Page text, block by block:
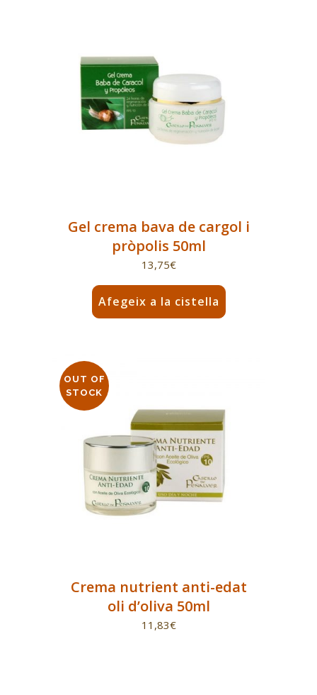
Gel crema bava de cargol i
pròpolis 50ml
13,75€
Afegeix a la cistella
Crema nutrient anti-edat
oli d’oliva 50ml
11,83€
OUT OF
STOCK